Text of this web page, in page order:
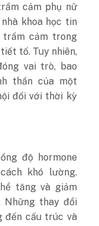
cảm phụ nữ
khoa học tin
cảm trong
tố. Tuy nhiên,
vai trò, bao
thần của một
đối với thời kỳ
độ hormone
khó lường.
tăng và giảm
Những thay đổi
đến cấu trúc và